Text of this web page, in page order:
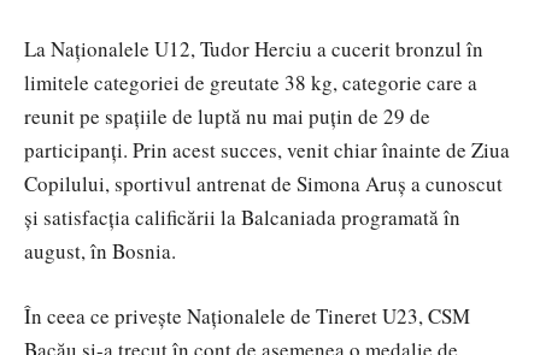
La Naționalele U12, Tudor Herciu a cucerit bronzul în
limitele categoriei de greutate 38 kg, categorie care a
reunit pe spațiile de luptă nu mai puțin de 29 de
participanți. Prin acest succes, venit chiar înainte de Ziua
Copilului, sportivul antrenat de Simona Aruș a cunoscut
și satisfacția calificării la Balcaniada programată în
august, în Bosnia.
În ceea ce privește Naționalele de Tineret U23, CSM